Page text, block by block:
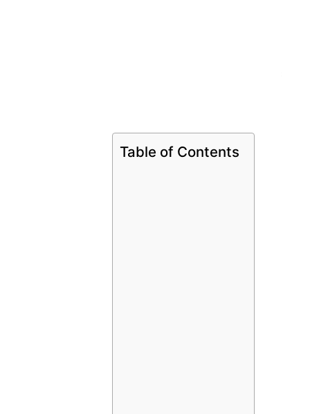
Table of Contents